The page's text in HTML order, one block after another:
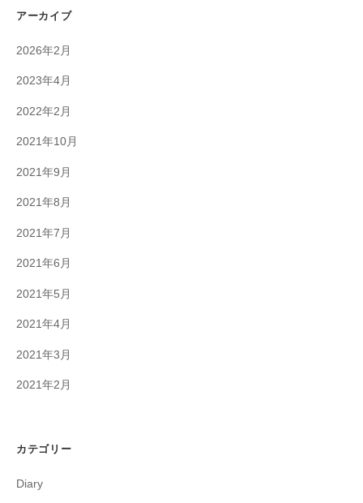
アーカイブ
2026年2月
2023年4月
2022年2月
2021年10月
2021年9月
2021年8月
2021年7月
2021年6月
2021年5月
2021年4月
2021年3月
2021年2月
カテゴリー
Diary